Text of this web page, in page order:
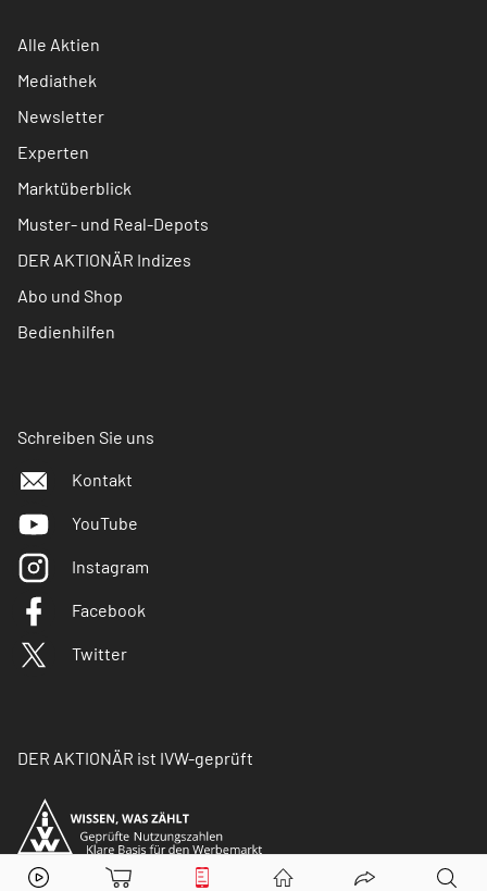
Alle Aktien
Mediathek
Newsletter
Experten
Marktüberblick
Muster- und Real-Depots
DER AKTIONÄR Indizes
Abo und Shop
Bedienhilfen
Schreiben Sie uns
Kontakt
YouTube
Instagram
Facebook
Twitter
DER AKTIONÄR ist IVW-geprüft